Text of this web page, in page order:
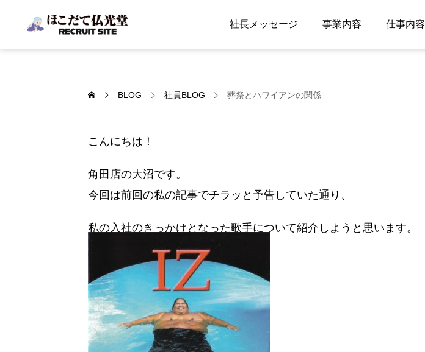
社長メッセージ 事業内容 仕事内容
BLOG 社員BLOG 葬祭とハワイアンの関係
こんにちは！
角田店の大沼です。
今回は前回の私の記事でチラッと予告していた通り、
私の入社のきっかけとなった歌手について紹介しようと思います。